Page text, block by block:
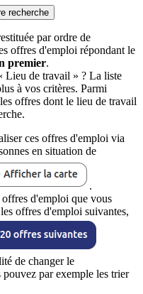
recherche
par ordre de
offres d'emploi répondant le
premier.
Lieu de travail » ? La liste
à vos critères. Parmi
offres dont le lieu de travail
ces offres d'emploi via
en situation de
.
d'emploi que vous
offres d'emploi suivantes,
de changer le
pouvez par exemple les trier